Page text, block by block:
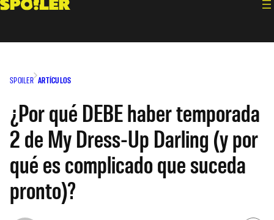
SPOILER ARTÍCULOS
¿Por qué DEBE haber temporada
2 de My Dress-Up Darling (y por
qué es complicado que suceda
pronto)?